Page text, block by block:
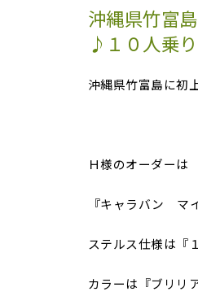
沖縄県竹富
♪１０人乗
沖縄県竹富島に初
Ｈ様のオーダーは
『キャラバン
ステルス仕様は
カラーは『ブリリ